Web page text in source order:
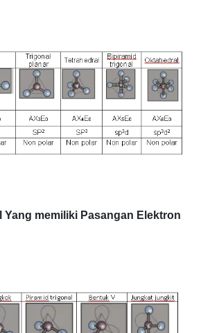
Yang memiliki Pasangan Elektron